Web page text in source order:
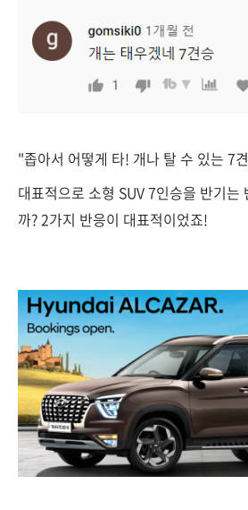
"좁아서 어떻게 타! 개나 탈 수 있는 7
대표적으로 소형 SUV 7인승을 반기는
까? 2가지 반응이 대표적이었죠!